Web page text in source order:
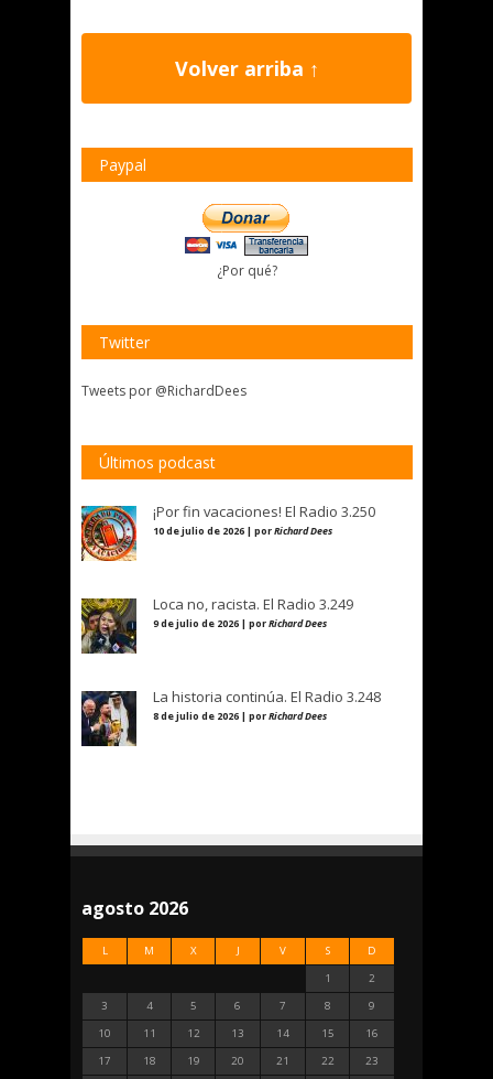
Volver arriba ↑
Paypal
¿Por qué?
Twitter
Tweets por @RichardDees
Últimos podcast
¡Por fin vacaciones! El Radio 3.250
10 de julio de 2026 | porRichard Dees
Loca no, racista. El Radio 3.249
9 de julio de 2026 | porRichard Dees
La historia continúa. El Radio 3.248
8 de julio de 2026 | porRichard Dees
agosto 2026
L M X J V S D
1
2
3
4 5 6 7 8
9
10
11 12 13 14 15
16
17
18 19 20 21 22
23